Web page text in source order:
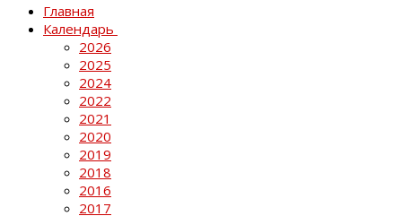
Главная
Календарь
2026
2025
2024
2022
2021
2020
2019
2018
2016
2017